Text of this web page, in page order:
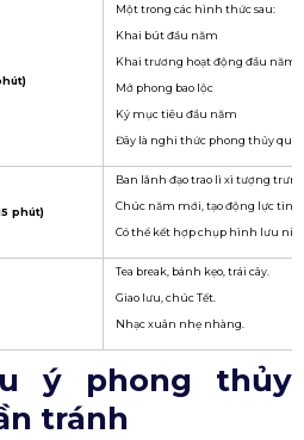
Một trong các hình thức sau:
Khai bút đầu năm
Khai trương hoạt động đầu năm
Mở phong bao lộc
Ký mục tiêu đầu năm
Đây là nghi thức phong thủy
phút)
Ban lãnh đạo trao lì xì tượng
Chúc năm mới, tạo động lực tinh
Có thể kết hợp chụp hình lưu
Tea break, bánh kẹo, trái cây.
Giao lưu, chúc Tết.
Nhạc xuân nhẹ nhàng.
ý phong thủy
tránh